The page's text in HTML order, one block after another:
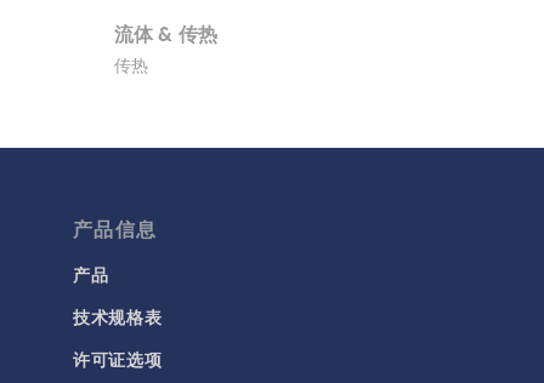
流体 & 传热
传热
多孔介质流动
流体流动颗粒跟踪
电磁学
RF 与微波工程
产品信息
产品
技术规格表
许可证选项